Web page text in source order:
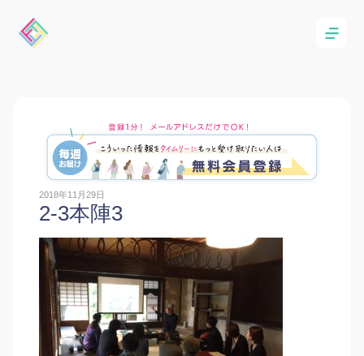
2018年11月29日
2-3本陣3